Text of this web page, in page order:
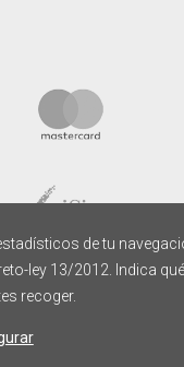
de tu
ley 13/2012. Indica qué
recoger.